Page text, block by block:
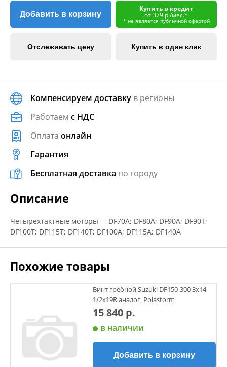
Добавить в корзину
Купить в кредит
от 379 р./мес.*
* не является публичной офертой
Отслеживать цену Купить в один клик
Компенсируем доставку в регионы
Работаем с НДС
Оплата онлайн
Гарантия
Бесплатная доставка по городу
Описание
Четырехтактные моторы DF70A; DF80A; DF90A; DF90T;
DF100T; DF115T; DF140T; DF100A; DF115A; DF140A
Похожие товары
Винт гребной Suzuki DF150-300 3x14
1/2x19R аналог_Polastorm
15 840 р.
в наличии
Добавить в корзину